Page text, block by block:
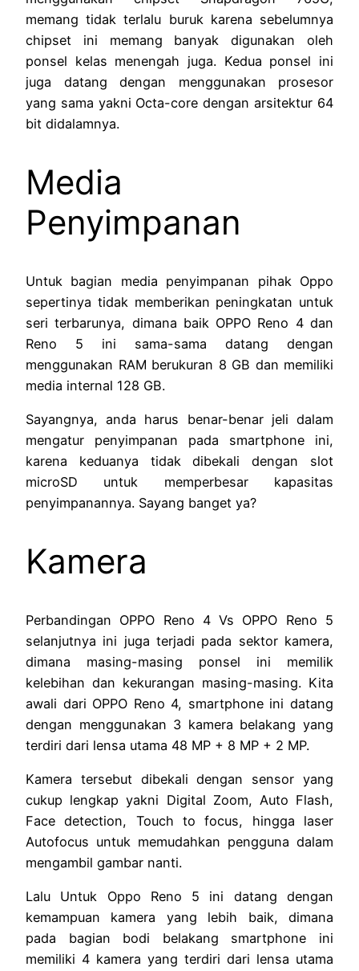
memang tidak terlalu buruk karena sebelumnya
chipset ini memang banyak digunakan oleh
ponsel kelas menengah juga. Kedua ponsel ini
juga datang dengan menggunakan prosesor
yang sama yakni Octa-core dengan arsitektur 64
bit didalamnya.
Media
Penyimpanan
Untuk bagian media penyimpanan pihak Oppo
sepertinya tidak memberikan peningkatan untuk
seri terbarunya, dimana baik OPPO Reno 4 dan
Reno 5 ini sama-sama datang dengan
menggunakan RAM berukuran 8 GB dan memiliki
media internal 128 GB.
Sayangnya, anda harus benar-benar jeli dalam
mengatur penyimpanan pada smartphone ini,
karena keduanya tidak dibekali dengan slot
microSD untuk memperbesar kapasitas
penyimpanannya. Sayang banget ya?
Kamera
Perbandingan OPPO Reno 4 Vs OPPO Reno 5
selanjutnya ini juga terjadi pada sektor kamera,
dimana masing-masing ponsel ini memilik
kelebihan dan kekurangan masing-masing. Kita
awali dari OPPO Reno 4, smartphone ini datang
dengan menggunakan 3 kamera belakang yang
terdiri dari lensa utama 48 MP + 8 MP + 2 MP.
Kamera tersebut dibekali dengan sensor yang
cukup lengkap yakni Digital Zoom, Auto Flash,
Face detection, Touch to focus, hingga laser
Autofocus untuk memudahkan pengguna dalam
mengambil gambar nanti.
Lalu Untuk Oppo Reno 5 ini datang dengan
kemampuan kamera yang lebih baik, dimana
pada bagian bodi belakang smartphone ini
memiliki 4 kamera yang terdiri dari lensa utama